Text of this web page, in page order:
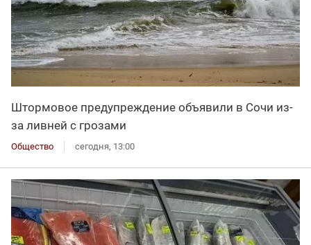
Штормовое предупреждение объявили в Сочи из-
за ливней с грозами
Общество сегодня, 13:00